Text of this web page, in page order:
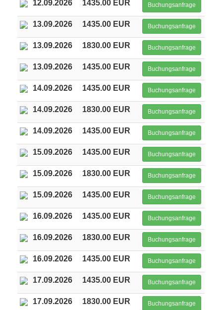
12.09.2026 1435.00 EUR Buchungsanfrage
13.09.2026 1435.00 EUR Buchungsanfrage
13.09.2026 1830.00 EUR Buchungsanfrage
13.09.2026 1435.00 EUR Buchungsanfrage
14.09.2026 1435.00 EUR Buchungsanfrage
14.09.2026 1830.00 EUR Buchungsanfrage
14.09.2026 1435.00 EUR Buchungsanfrage
15.09.2026 1435.00 EUR Buchungsanfrage
15.09.2026 1830.00 EUR Buchungsanfrage
15.09.2026 1435.00 EUR Buchungsanfrage
16.09.2026 1435.00 EUR Buchungsanfrage
16.09.2026 1830.00 EUR Buchungsanfrage
16.09.2026 1435.00 EUR Buchungsanfrage
17.09.2026 1435.00 EUR Buchungsanfrage
17.09.2026 1830.00 EUR Buchungsanfrage